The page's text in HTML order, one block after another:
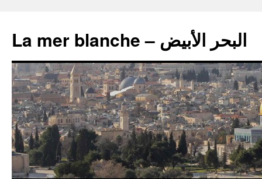
La mer blanche – البحر الأبيض